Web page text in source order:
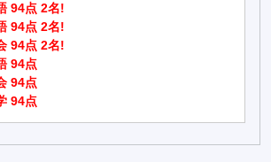
94点 2名!
94点 2名!
94点 2名!
94点
94点
94点